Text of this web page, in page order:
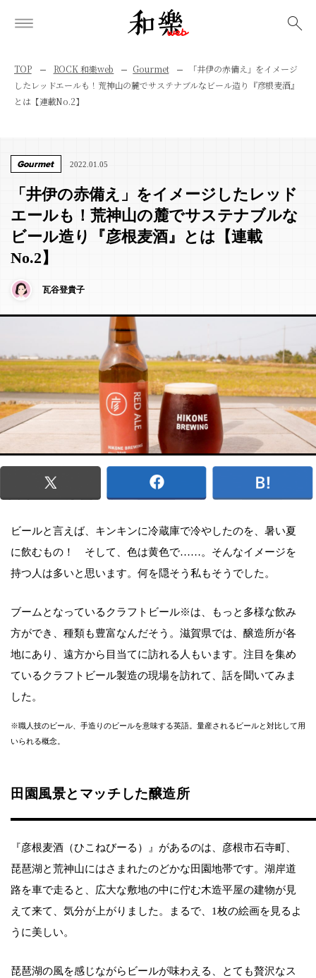
TOP ROCK 和樂web Gourmet
「井伊の赤備え」をイメージ
したレッドエールも！荒神山の麓でサステナブルなビール造り『彦根麦酒』
とは【連載No.2】
Gourmet 2022.01.05
「井伊の赤備え」をイメージしたレッド
エールも！荒神山の麓でサステナブルな
ビール造り『彦根麦酒』とは【連載
No.2】
瓦谷登貴子
ビールと言えば、キンキンに冷蔵庫で冷やしたのを、暑い夏
に飲むもの！ そして、色は黄色で……。そんなイメージを
持つ人は多いと思います。何を隠そう私もそうでした。
ブームとなっているクラフトビール※は、もっと多様な飲み
方ができ、種類も豊富なんだそう。滋賀県では、醸造所が各
地にあり、遠方から目当てに訪れる人もいます。注目を集め
ているクラフトビール製造の現場を訪れて、話を聞いてみま
した。
※職人技のビール、手造りのビールを意味する英語。量産されるビールと対比して用
いられる概念。
田園風景とマッチした醸造所
『彦根麦酒（ひこねびーる）』があるのは、彦根市石寺町、
琵琶湖と荒神山にはさまれたのどかな田園地帯です。湖岸道
路を車で走ると、広大な敷地の中に佇む木造平屋の建物が見
えて来て、気分が上がりました。まるで、1枚の絵画を見るよ
うに美しい。
琵琶湖の風を感じながらビールが味わえる、とても贅沢なス